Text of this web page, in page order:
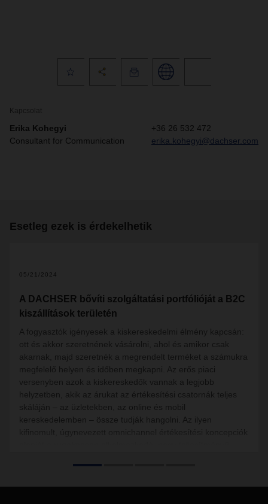
Kapcsolat
Erika Kohegyi
Consultant for Communication
+36 26 532 472
erika.kohegyi@dachser.com
Esetleg ezek is érdekelhetik
05/21/2024
A DACHSER bővíti szolgáltatási portfólióját a B2C
kiszállítások területén
A fogyasztók igényesek a kiskereskedelmi élmény kapcsán:
ott és akkor szeretnének vásárolni, ahol és amikor csak
akarnak, majd szeretnék a megrendelt terméket a számukra
megfelelő helyen és időben megkapni. Az erős piaci
versenyben azok a kiskereskedők vannak a legjobb
helyzetben, akik az árukat az értékesítési csatornák teljes
skáláján – az üzletekben, az online és mobil
kereskedelemben – össze tudják hangolni. Az ilyen